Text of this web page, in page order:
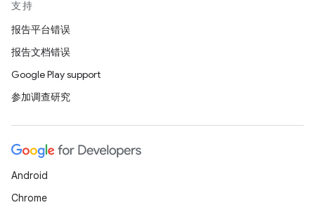
支持
报告平台错误
报告文档错误
Google Play support
参加调查研究
Android
Chrome